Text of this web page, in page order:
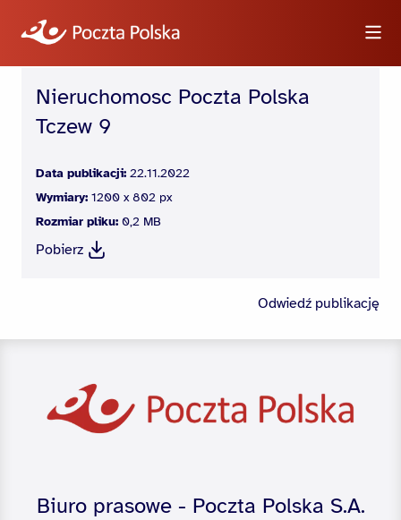
Wyszukiwarka
Informacje
Nieruchomosc Poczta Polska
Tczew 9
Data publikacji: 22.11.2022
Wymiary: 1200 x 802 px
Rozmiar pliku: 0,2 MB
Pobierz
Odwiedź publikację
Biuro prasowe - Poczta Polska S.A.